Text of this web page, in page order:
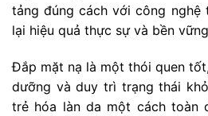
tảng đúng cách với công nghệ
lại hiệu quả thực sự và bền
Đắp mặt nạ là một thói quen
dưỡng và duy trì trạng thái
trẻ hóa làn da một cách toàn